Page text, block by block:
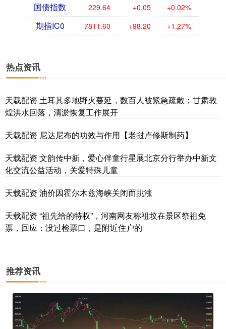
国债指数 229.64 +0.05 +0.02%
期指IC0 7811.60 +98.20 +1.27%
热点资讯
天载配资 土耳其多地野火蔓延，数百人被紧急疏散；甘肃敦
煌洪水回落，清淤恢复工作展开
天载配资 尼达尼布的功效与作用【老挝卢修斯制药】
天载配资 文韵传中新，爱心伴童行星展北京分行举办中新文
化交流公益活动，关爱特殊儿童
天载配资 油价因霍尔木兹海峡关闭而跳涨
天载配资 “祖先给的特权”，河南网友称祖坟在景区祭祖免
票，回应：没过检票口，是附近住户的
推荐资讯